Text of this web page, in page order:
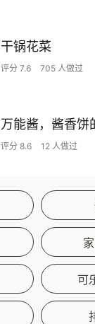
干锅花菜
评分 7.6 705 人做过
万能酱，酱香饼
评分 8.6 12 人做过
可